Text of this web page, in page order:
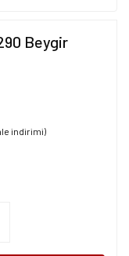
Beygir
indirimi)